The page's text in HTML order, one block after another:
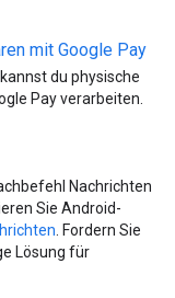
mit Google Pay
du physische
Pay verarbeiten.
Nachrichten
Sie Android-
. Fordern Sie
Lösung für